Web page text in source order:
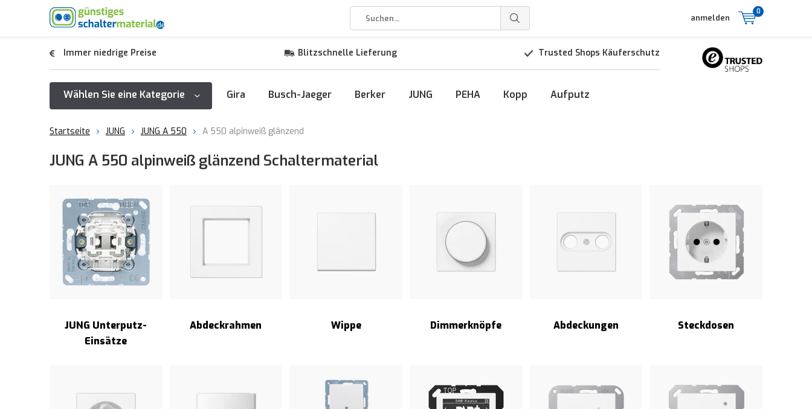
anmelden
0
Immer niedrige Preise Blitzschnelle Lieferung Trusted Shops Käuferschutz
Wählen Sie eine Kategorie Gira Busch-Jaeger Berker JUNG PEHA Kopp Aufputz
Startseite JUNG JUNG A 550 A 550 alpinweiß glänzend
JUNG A 550 alpinweiß glänzend Schaltermaterial
JUNG Unterputz-
Einsätze
Abdeckrahmen Wippe Dimmerknöpfe Abdeckungen Steckdosen